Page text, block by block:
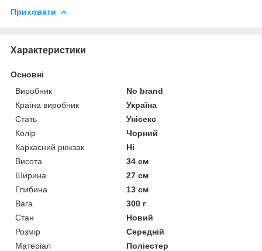
Приховати
Характеристики
Основні
Виробник
No brand
Країна виробник
Україна
Стать
Унісекс
Колір
Чорний
Каркасний рюкзак
Ні
Висота
34 см
Ширина
27 см
Глибина
13 см
Вага
300 г
Стан
Новий
Розмір
Середній
Матеріал
Поліестер